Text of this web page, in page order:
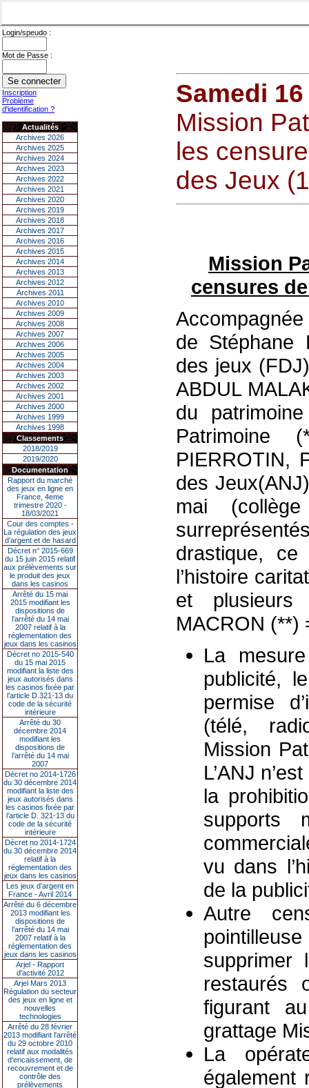
Login/speudo :
Mot de Passe :
Inscription
Problème
d'identification ?
Actualités
Archives 2026
Archives 2025
Archives 2024
Archives 2023
Archives 2022
Archives 2021
Archives 2020
Archives 2019
Archives 2018
Archives 2017
Archives 2016
Archives 2015
Archives 2014
Archives 2013
Archives 2012
Archives 2011
Archives 2010
Archives 2009
Archives 2008
Archives 2007
Archives 2006
Archives 2005
Archives 2004
Archives 2003
Archives 2002
Archives 2001
Archives 2000
Archives 1999
Archives 1998
Classements
2018/2019
2019/2020
Documentation
Rapport du marché
des jeux en ligne en
France, 4eme
trimestre 2020 -
18/03/2021
Cour des comptes -
La régulation des jeux
d’argent et de hasard
Décret n° 2015-669
du 15 juin 2015 relatif
aux prélèvements sur
le produit des jeux
dans les casinos
Arrêté du 15 mai
2015 modifiant les
dispositions de
l’arrêté du 14 mai
2007 relatif à la
réglementation des
jeux dans les casinos
Décret no 2015-540
du 15 mai 2015
modifiant la liste des
jeux autorisés dans
les casinos fixée par
l’article D.321-13 du
code de la sécurité
intérieure
Arrêté du 30
décembre 2014
modifiant les
dispositions de
l’arrêté du 14 mai
2007
Décret no 2014-1726
du 30 décembre 2014
modifiant la liste des
jeux autorisés dans
les casinos fixée par
l’article D. 321-13 du
code de la sécurité
intérieure
Décret no 2014-1724
du 30 décembre 2014
relatif à la
réglementation des
jeux dans les casinos
Les jeux d’argent en
France - Avril 2014
Arrêté du 6 décembre
2013 modifiant les
dispositions de
l’arrêté du 14 mai
2007 relatif à la
réglementation des
jeux dans les casinos
Arjel - Rapport
d'activité 2012
Arjel Mars 2013
Régulation du secteur
des jeux en ligne et
nouvelles
technologies
Arrêté du 28 février
2013 modifiant l'arrêté
du 29 octobre 2010
relatif aux modalités
d'encaissement, de
recouvrement et de
contrôle des
prélèvements
Samedi
Mission
les
des Jeux (1
Mission
censures
de Stéphane
des jeux
ABDUL
du
Patrimoine
PIERROTIN,
des
mai
drastique,
l’histoire
et plusieurs
MACRON (**)
La
publicité,
permise
(télé,
Mission
L’ANJ
la
supports
vu dans
de la
Autre
restaurés
figurant
grattage
La
également